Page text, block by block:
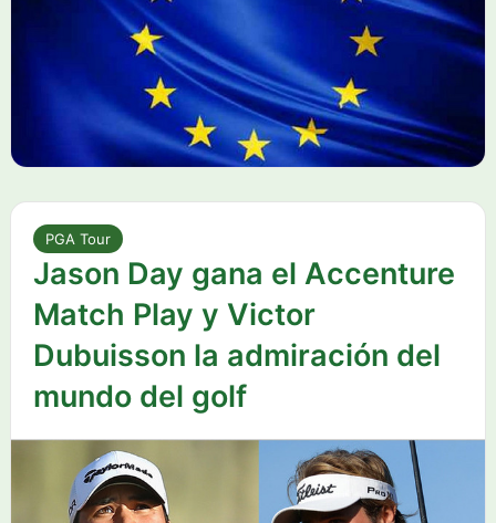
PGA Tour
Jason Day gana el Accenture
Match Play y Victor
Dubuisson la admiración del
mundo del golf